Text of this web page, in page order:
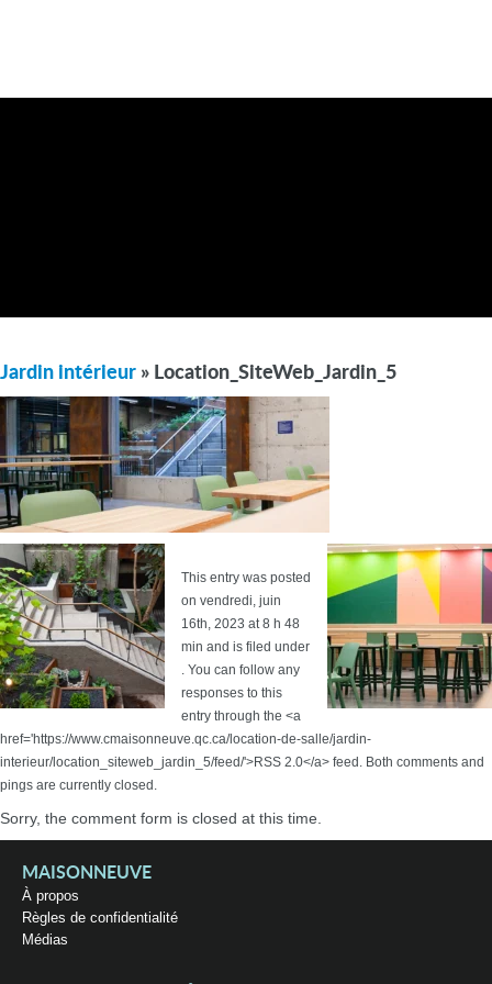
Jardin intérieur » Location_SiteWeb_Jardin_5
This entry was posted
on vendredi, juin
16th, 2023 at 8 h 48
min and is filed under
. You can follow any
responses to this
entry through the <a
href='https://www.cmaisonneuve.qc.ca/location-de-salle/jardin-
interieur/location_siteweb_jardin_5/feed/'>RSS 2.0</a> feed. Both comments and
pings are currently closed.
Sorry, the comment form is closed at this time.
MAISONNEUVE
À propos
Règles de confidentialité
Médias